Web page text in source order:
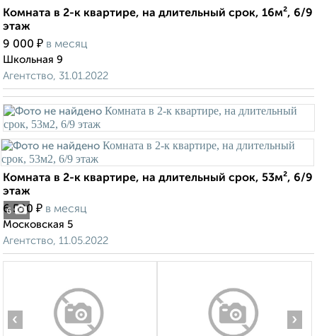
Комната в 2-к квартире, на длительный срок, 16м², 6/9
этаж
9 000 ₽ в месяц
Школьная 9
Агентство, 31.01.2022
6
Комната в 2-к квартире, на длительный срок, 53м², 6/9
этаж
6 500 ₽ в месяц
Московская 5
Агентство, 11.05.2022
‹ ›